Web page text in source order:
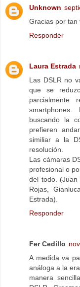
Unknown
Gracias por tan
Responder
Laura Estrada
Las DSLR no
que se
parcialmente
buscando la
prefieren
similiar a la
resolución.
Las cámaras
profesional o
del todo. (Juan
Rojas,
Estrada).
Responder
Fer Cedillo
A medida va
análoga a la
manera